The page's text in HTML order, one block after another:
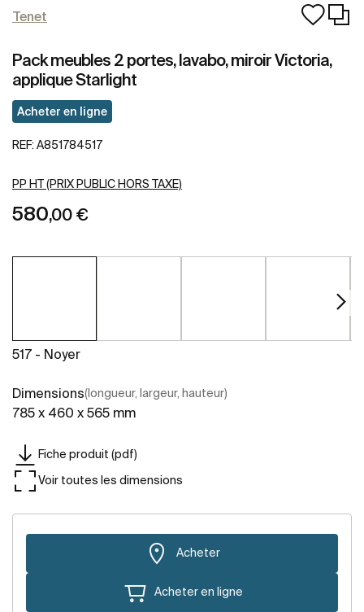
Tenet
Pack meubles 2 portes, lavabo, miroir Victoria,
applique Starlight
Acheter en ligne
REF: A851784517
PP HT (PRIX PUBLIC HORS TAXE)
580,00 €
517 - Noyer
Dimensions(longueur, largeur, hauteur)
785 x 460 x 565 mm
Fiche produit (pdf)
Voir toutes les dimensions
Acheter
Acheter en ligne